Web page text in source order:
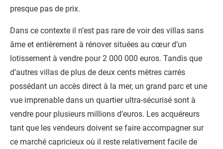
presque pas de prix.
Dans ce contexte il n’est pas rare de voir des villas sans
âme et entièrement à rénover situées au cœur d’un
lotissement à vendre pour 2 000 000 euros. Tandis que
d’autres villas de plus de deux cents mètres carrés
possédant un accès direct à la mer, un grand parc et une
vue imprenable dans un quartier ultra-sécurisé sont à
vendre pour plusieurs millions d’euros. Les acquéreurs
tant que les vendeurs doivent se faire accompagner sur
ce marché capricieux où il reste relativement facile de